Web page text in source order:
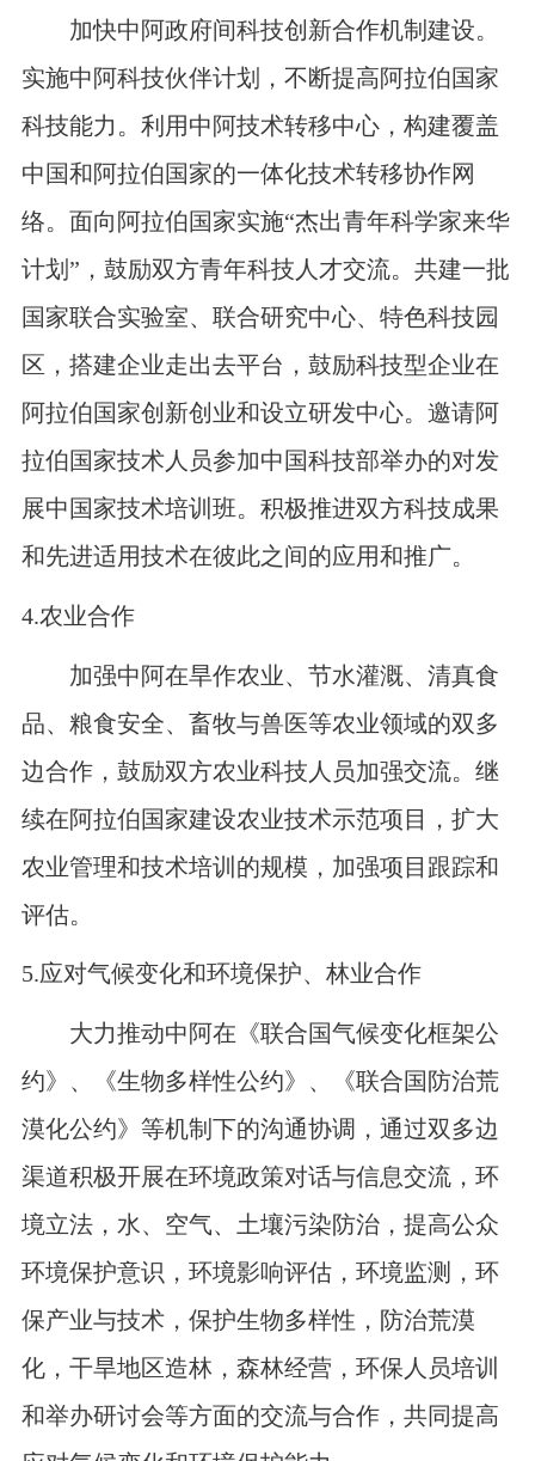
加快中阿政府间科技创新合作机制建设。
实施中阿科技伙伴计划，不断提高阿拉伯国家
科技能力。利用中阿技术转移中心，构建覆盖
中国和阿拉伯国家的一体化技术转移协作网
络。面向阿拉伯国家实施“杰出青年科学家来华
计划”，鼓励双方青年科技人才交流。共建一批
国家联合实验室、联合研究中心、特色科技园
区，搭建企业走出去平台，鼓励科技型企业在
阿拉伯国家创新创业和设立研发中心。邀请阿
拉伯国家技术人员参加中国科技部举办的对发
展中国家技术培训班。积极推进双方科技成果
和先进适用技术在彼此之间的应用和推广。
4.农业合作
加强中阿在旱作农业、节水灌溉、清真食
品、粮食安全、畜牧与兽医等农业领域的双多
边合作，鼓励双方农业科技人员加强交流。继
续在阿拉伯国家建设农业技术示范项目，扩大
农业管理和技术培训的规模，加强项目跟踪和
评估。
5.应对气候变化和环境保护、林业合作
大力推动中阿在《联合国气候变化框架公
约》、《生物多样性公约》、《联合国防治荒
漠化公约》等机制下的沟通协调，通过双多边
渠道积极开展在环境政策对话与信息交流，环
境立法，水、空气、土壤污染防治，提高公众
环境保护意识，环境影响评估，环境监测，环
保产业与技术，保护生物多样性，防治荒漠
化，干旱地区造林，森林经营，环保人员培训
和举办研讨会等方面的交流与合作，共同提高